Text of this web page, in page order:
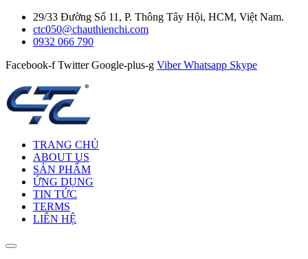
29/33 Đường Số 11, P. Thông Tây Hội, HCM, Việt Nam.
ctc050@chauthienchi.com
0932 066 790
Facebook-f Twitter Google-plus-g Viber Whatsapp Skype
TRANG CHỦ
ABOUT US
SẢN PHẨM
ỨNG DỤNG
TIN TỨC
TERMS
LIÊN HỆ